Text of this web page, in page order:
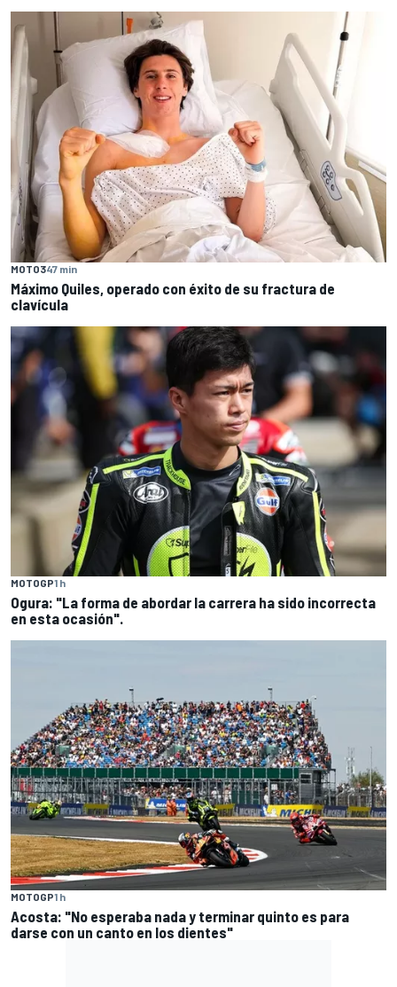
MOTO347 min
Máximo Quiles, operado con éxito de su fractura de
clavícula
MOTOGP1 h
Ogura: "La forma de abordar la carrera ha sido incorrecta
en esta ocasión".
MOTOGP1 h
Acosta: "No esperaba nada y terminar quinto es para
darse con un canto en los dientes"